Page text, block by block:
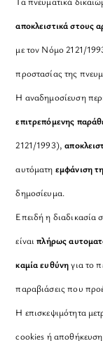
αποκλειστικά στους
με τον Νόμο 2121/
προστασίας της
Η αναδημοσίευση
επιτρεπόμενης
2121/1993),
αυτόματη εμφάνιση
δημοσίευμα.
Επειδή η διαδικασία
είναιπλήρως
καμία ευθύνηγια το
παραβιάσεις που
Η επισκεψιμότητα
cookies ή